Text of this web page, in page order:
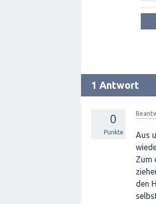
1 Antwort
0
Punkte
Aus
Zum
den